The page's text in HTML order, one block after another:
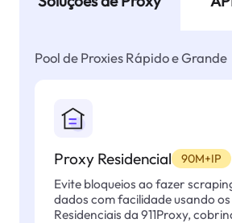
Pool de Proxies Rápido e Grande
Proxy Residencial 90M+IP
Evite bloqueios ao fazer
dados com facilidade usando os
Residenciais da 911Proxy,